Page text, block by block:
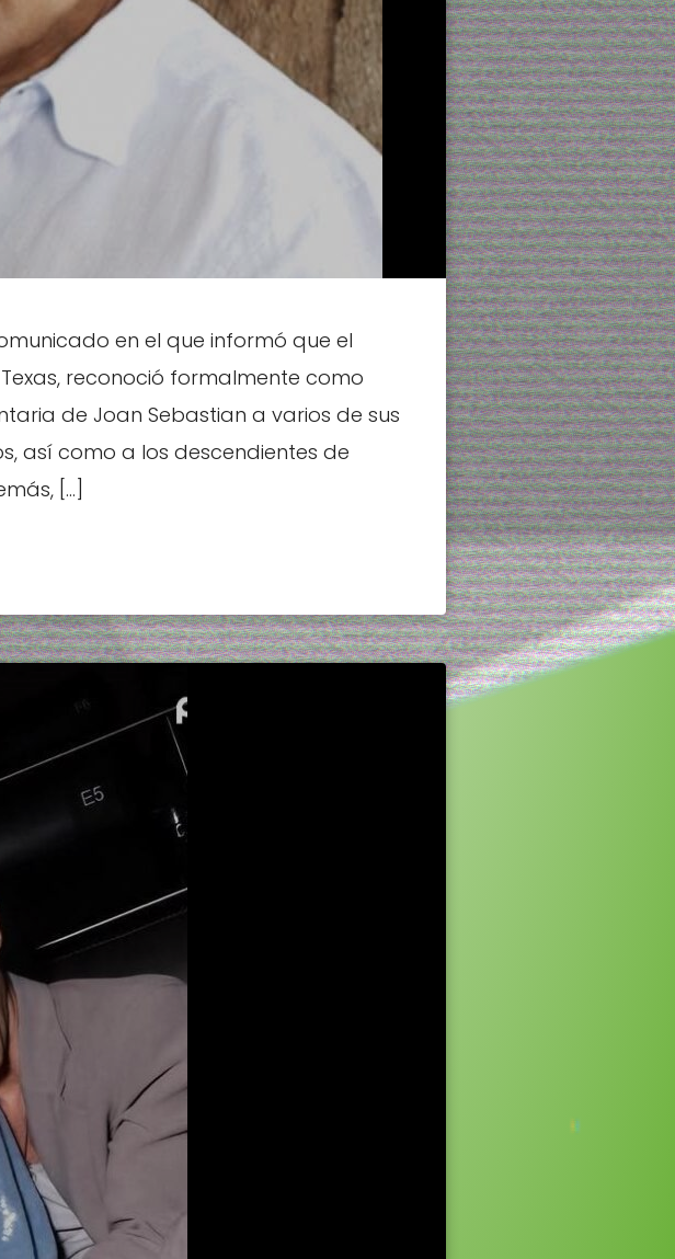
en el que informó que el
reconoció formalmente como
de Joan Sebastian a varios de sus
así como a los descendientes de
[…]